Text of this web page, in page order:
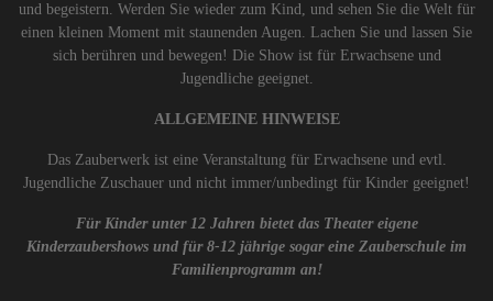
und begeistern. Werden Sie wieder zum Kind, und sehen Sie die Welt für
einen kleinen Moment mit staunenden Augen. Lachen Sie und lassen Sie
sich berühren und bewegen! Die Show ist für Erwachsene und
Jugendliche geeignet.
ALLGEMEINE HINWEISE
Das Zauberwerk ist eine Veranstaltung für Erwachsene und evtl.
Jugendliche Zuschauer und nicht immer/unbedingt für Kinder geeignet!
Für Kinder unter 12 Jahren bietet das Theater eigene
Kinderzaubershows und für 8-12 jährige sogar eine Zauberschule im
Familienprogramm an!